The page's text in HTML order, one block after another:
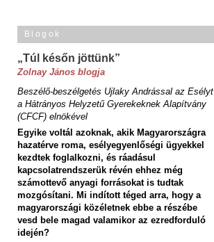
Blogok
„Túl későn jöttünk”
Zolnay János blogja
Beszélő-beszélgetés Ujlaky Andrással az Esélyt
a Hátrányos Helyzetű Gyerekeknek Alapítvány
(CFCF) elnökével
Egyike voltál azoknak, akik Magyarországra
hazatérve roma, esélyegyenlőségi ügyekkel
kezdtek foglalkozni, és ráadásul
kapcsolatrendszerük révén ehhez még
számottevő anyagi forrásokat is tudtak
mozgósítani. Mi indított téged arra, hogy a
magyarországi közéletnek ebbe a részébe
vesd bele magad valamikor az ezredforduló
idején?